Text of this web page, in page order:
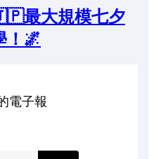
最大規模七夕
！🌌
電子報